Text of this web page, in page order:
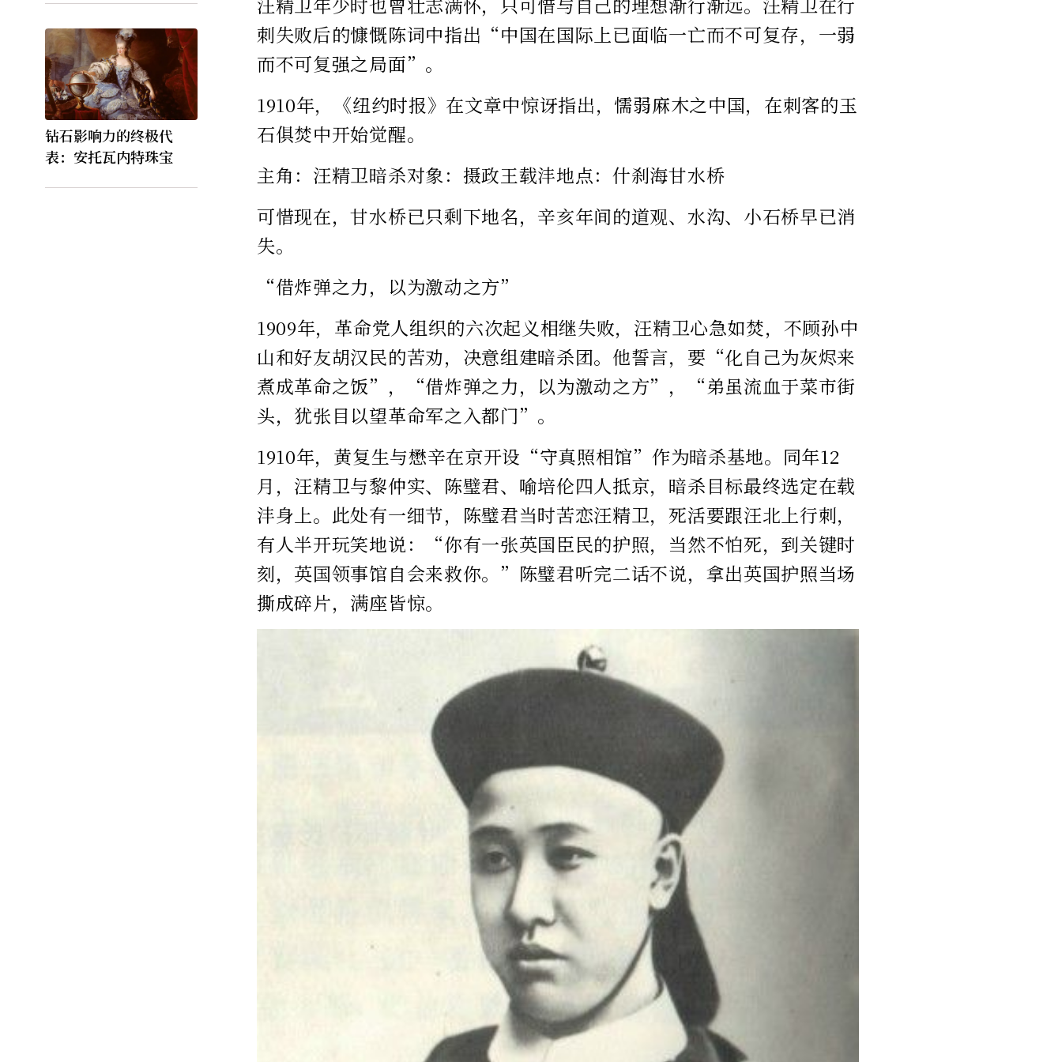
钻石影响力的终极代
表：安托瓦内特珠宝
汪精卫年少时也曾壮志满怀，只可惜与自己的理想渐行渐远。汪精卫在行
刺失败后的慷慨陈词中指出“中国在国际上已面临一亡而不可复存，一弱
而不可复强之局面”。
1910年，《纽约时报》在文章中惊讶指出，懦弱麻木之中国，在刺客的玉
石俱焚中开始觉醒。
主角：汪精卫暗杀对象：摄政王载沣地点：什刹海甘水桥
可惜现在，甘水桥已只剩下地名，辛亥年间的道观、水沟、小石桥早已消
失。
“借炸弹之力，以为激动之方”
1909年，革命党人组织的六次起义相继失败，汪精卫心急如焚，不顾孙中
山和好友胡汉民的苦劝，决意组建暗杀团。他誓言，要“化自己为灰烬来
煮成革命之饭”，“借炸弹之力，以为激动之方”，“弟虽流血于菜市街
头，犹张目以望革命军之入都门”。
1910年，黄复生与懋辛在京开设“守真照相馆”作为暗杀基地。同年12
月，汪精卫与黎仲实、陈璧君、喻培伦四人抵京，暗杀目标最终选定在载
沣身上。此处有一细节，陈璧君当时苦恋汪精卫，死活要跟汪北上行刺，
有人半开玩笑地说：“你有一张英国臣民的护照，当然不怕死，到关键时
刻，英国领事馆自会来救你。”陈璧君听完二话不说，拿出英国护照当场
撕成碎片，满座皆惊。